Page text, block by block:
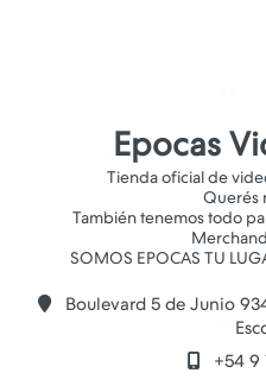
Epocas
Tienda oficial de
Querés
También tenemos todo
Boulevard 5 de Junio
+54 9